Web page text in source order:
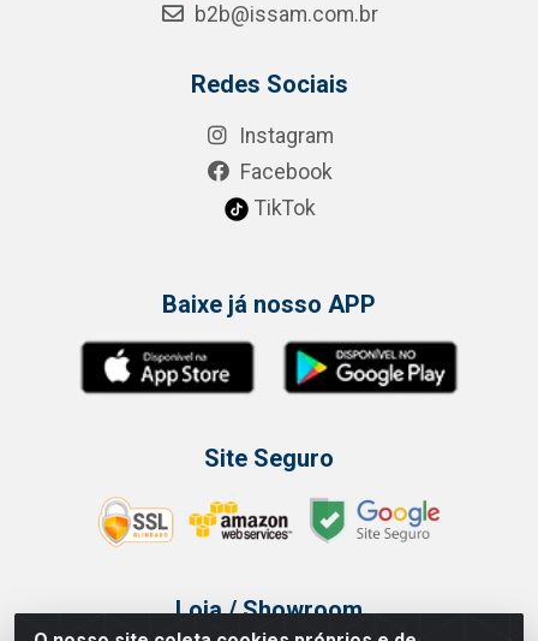
b2b@issam.com.br
Redes Sociais
Instagram
Facebook
TikTok
Baixe já nosso APP
Site Seguro
Loja / Showroom